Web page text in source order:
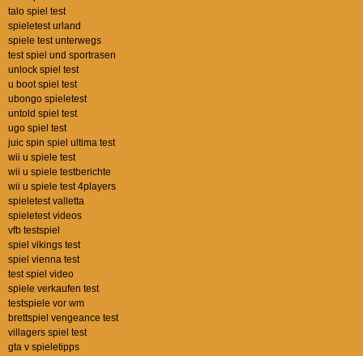
talo spiel test
spieletest urland
spiele test unterwegs
test spiel und sportrasen
unlock spiel test
u boot spiel test
ubongo spieletest
untold spiel test
ugo spiel test
juic spin spiel ultima test
wii u spiele test
wii u spiele testberichte
wii u spiele test 4players
spieletest valletta
spieletest videos
vfb testspiel
spiel vikings test
spiel vienna test
test spiel video
spiele verkaufen test
testspiele vor wm
brettspiel vengeance test
villagers spiel test
gta v spieletipps